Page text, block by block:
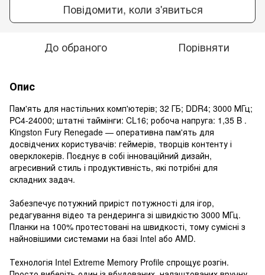
Повідомити, коли з'явиться
До обраного Порівняти
Опис
Пам'ять для настільних комп'ютерів; 32 ГБ; DDR4; 3000 МГц;
PC4-24000; штатні таймінги: CL16; робоча напруга: 1,35 B .
Kingston Fury Renegade — оперативна пам'ять для
досвідчених користувачів: геймерів, творців контенту і
оверклокерів. Поєднує в собі інноваційний дизайн,
агресивний стиль і продуктивність, які потрібні для
складних задач.
Забезпечує потужний приріст потужності для ігор,
редагування відео та рендеринга зі швидкістю 3000 МГц.
Планки на 100% протестовані на швидкості, тому сумісні з
найновішими системами на базі Intel або AMD.
Технологія Intel Extreme Memory Profile спрощує розгін.